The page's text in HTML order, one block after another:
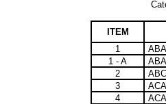
ITEM
1
1 - A
2
3
4